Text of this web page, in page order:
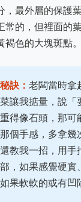
，最外層的保護
常的，但裡面的
褐色的大塊斑點。
訣： 老闆當時拿
讓我掂量，說「
得像石頭，那可
個手感，多拿幾
教我一招，用手
，如果感覺硬實
果軟軟的或有凹